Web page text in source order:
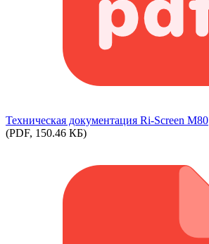
Техническая документация Ri-Screen M80
(PDF, 150.46 КБ)